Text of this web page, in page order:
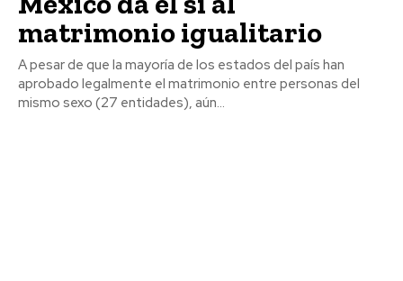
matrimonio igualitario
A pesar de que la mayoría de los estados del país han
aprobado legalmente el matrimonio entre personas del
mismo sexo (27 entidades), aún...